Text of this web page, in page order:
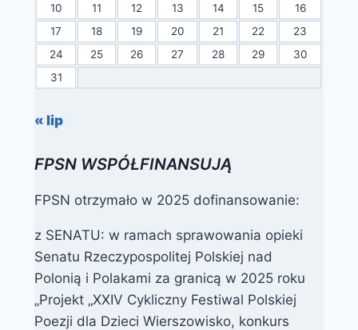
10
11 12 13 14 15
16
17
18 19 20 21 22
23
24
25 26 27 28 29
30
31
« lip
FPSN WSPÓŁFINANSUJĄ
FPSN otrzymało w 2025 dofinansowanie:
z SENATU: w ramach sprawowania opieki
Senatu Rzeczypospolitej Polskiej nad
Polonią i Polakami za granicą w 2025 roku
„Projekt „XXIV Cykliczny Festiwal Polskiej
Poezji dla Dzieci Wierszowisko, konkurs